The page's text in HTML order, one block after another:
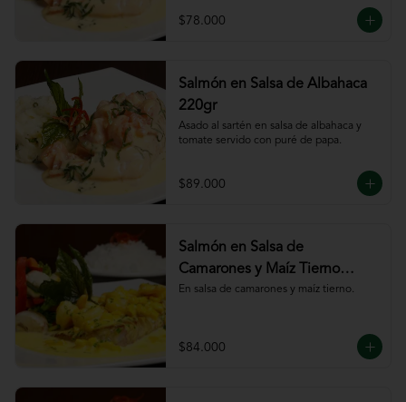
$78.000
Salmón en Salsa de Albahaca
220gr
Asado al sartén en salsa de albahaca y
tomate servido con puré de papa.
$89.000
Salmón en Salsa de
Camarones y Maíz Tierno
180gr
En salsa de camarones y maíz tierno.
$84.000